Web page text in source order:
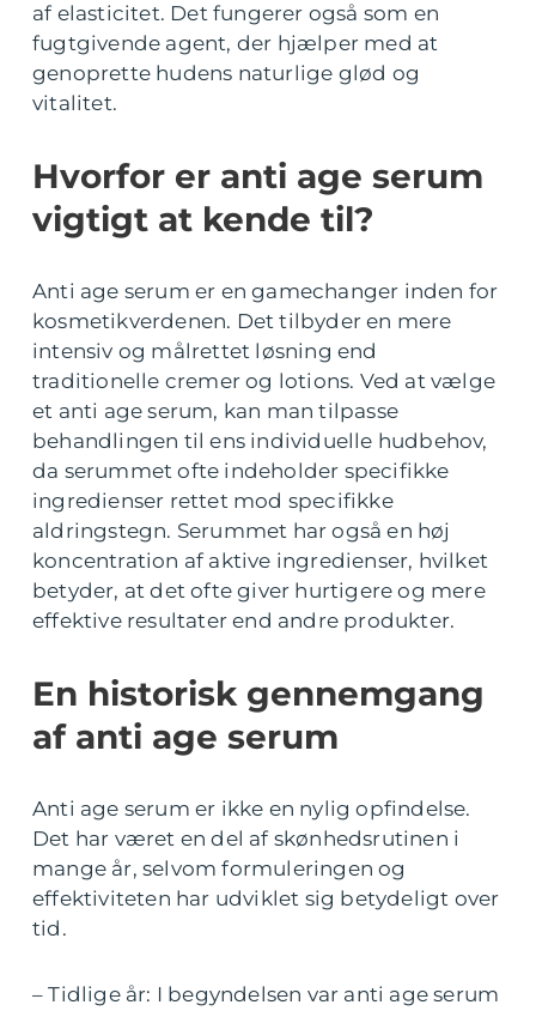
af elasticitet. Det fungerer også som en
fugtgivende agent, der hjælper med at
genoprette hudens naturlige glød og
vitalitet.
Hvorfor er anti age serum
vigtigt at kende til?
Anti age serum er en gamechanger inden for
kosmetikverdenen. Det tilbyder en mere
intensiv og målrettet løsning end
traditionelle cremer og lotions. Ved at vælge
et anti age serum, kan man tilpasse
behandlingen til ens individuelle hudbehov,
da serummet ofte indeholder specifikke
ingredienser rettet mod specifikke
aldringstegn. Serummet har også en høj
koncentration af aktive ingredienser, hvilket
betyder, at det ofte giver hurtigere og mere
effektive resultater end andre produkter.
En historisk gennemgang
af anti age serum
Anti age serum er ikke en nylig opfindelse.
Det har været en del af skønhedsrutinen i
mange år, selvom formuleringen og
effektiviteten har udviklet sig betydeligt over
tid.
– Tidlige år: I begyndelsen var anti age serum